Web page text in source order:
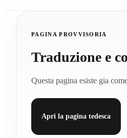
PAGINA PROVVISORIA
Traduzione e
Questa pagina esiste gia
Apri la pagina tedesca